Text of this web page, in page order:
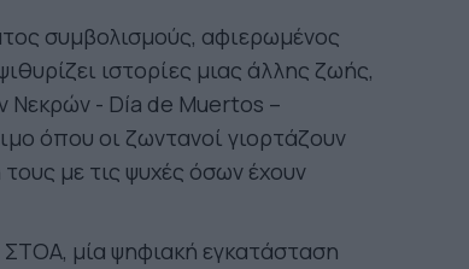
συμβολισμούς, αφιερωμένος
ιστορίες μιας άλλης ζωής,
Νεκρών - Día de Muertos –
όπου οι ζωντανοί γιορτάζουν
με τις ψυχές όσων έχουν
μία ψηφιακή εγκατάσταση